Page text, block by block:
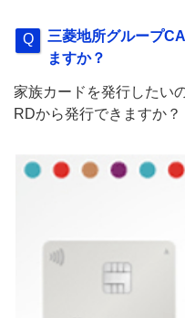
三菱地所グループ
ますか？
家族カードを発行したい
RDから発行できますか？